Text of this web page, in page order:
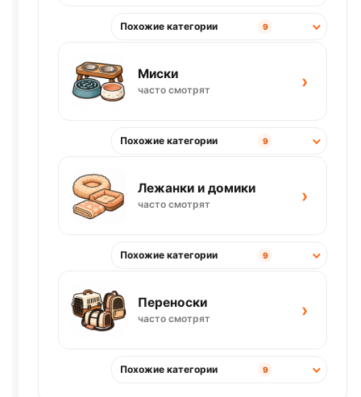
Похожие категории 9
Миски
часто смотрят ›
Похожие категории 9
Лежанки и домики
часто смотрят ›
Похожие категории 9
Переноски
часто смотрят ›
Похожие категории 9